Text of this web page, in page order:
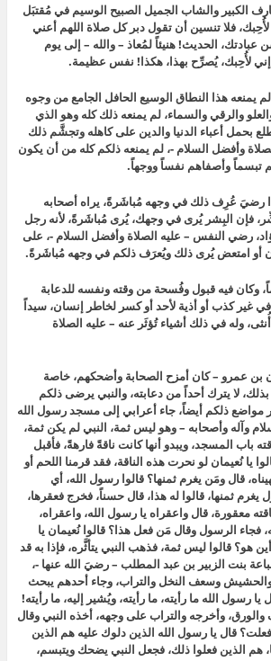
الكبير والشاب الجميل الصبيح الوسيم في مُقتبَل
لأُحِبك، فلا تنسين أن تقول دبر كل صلاة اللهم أعني
الحديث! هنيئاً لمُعاذ – والله – إلى يوم
إني لأُحِبك، يُصرِّح بهذا، هكذا! نفس عظيمة.
يمنعه هذا النطاق الوسيع الحافل الجامع من وجوه
والرقي والسماء، لم يمنعه ذلك كله وهو الذي
بحمل أعباء الدنيا والدين على كاهله وتجشَّم ذلك
وأفضل السلام -، لم يمنعه ذلكم كله من أن يكون
تبسماً وأصفاهم نفساً ووجهاً.
رضيَ عُرِف ذلك في وجهه مُباشَرةً، يراه أصحابه
فإن البِشر يُرى في وجهك، يُرى مُباشَرةً، لأنه رجل
رضي النفس – عليه الصلاة وأفضل السلام -، على
أو امتعض يُرى ذلك ويُعرَف ذلكم في وجهه مُباشَرةً.
وكان فيه قبول وفُسحة من وقته ونفسه للدعابة
في غير كذب أو أذية لأحد أو كسر لخاطر إنسان، سيداً
وله في ذلك أشياء تُؤثَر عنه – عليه الصلاة
بن عمرو – كان أمزح الصحابة وأضحكهم، خاصة
لا يترك أحداً من دعابته، والنبي يرضى ذلكم
مواضع ذلكم أيضاً، جاء أعرابي إلى مسجد رسول الله
وآله وأصحابه – وهو ليس ثمة، النبي لم يكن ثمة،
باب المسجد، ويبدو أنها كانت ناقةً فارهةً، فأقبل
يا نُعيمان لو نحرت هذه الناقة، فقد قرمنا اللحم أو
قال ومَن يغرم ثمنها؟ قالوا رسول الله، أي
يغرم ثمنها، قالوا له هذا، قال حسناً، فخرج فعقرها،
معقورة، قال واعقراه يا رسول الله، واعقراه،
فجاء الرسول وقال مَن فعل هذا؟ قالوا نُعيمان يا
هو؟ قالوا ليس ثمة، فذهب النبي يتأثَّره، فإذا به قد
بنت الزبير بن عبد المطلب – رضيَ الله عنها -،
وسعف النخل والتراب، وجاء أحدهم يبحث
رسول الله ما رأيته، ما رأيته، ويُشير إليه، ما رأيته!
وأخرجه والتراب على وجهه، أخذه النبي وقال
فعلت؟ قال يا رسول الله الذين دلوك عليه هم الذين
هم الذين فعلوا ذلك، فجعل النبي يضحك ويتبسم،